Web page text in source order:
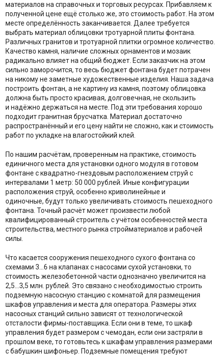
материалов на справочных и торговых ресурсах. Прибавляем к
полученной цене ещё столько же, это стоимость работ. На этом
месте определённость заканчивается. Далее требуется
выбрать материал облицовки тротуарной плиты фонтана.
Различных гранитов и тротуарной плитки огромное количество.
Качество камня, наличие сложных орнаментов и мозаик
радикально влияет на общий бюджет. Если заказчик на этом
сильно заморочится, то весь бюджет фонтана будет потрачен
на никому не заметные художественные изделия. Наша задача
построить фонтан, а не картину из камня, поэтому облицовка
должна быть просто красивая, долговечная, не скользить
и надёжно держаться на месте. Под эти требования хорошо
подходит гранитная брусчатка. Материал достаточно
распространённый и его цену найти не сложно, как и стоимость
работ по укладке на влагостойкий клей.
По нашим расчётам, проверенным на практике, стоимость
единичного места для установки одного модуля в готовом
фонтане с квадратно-гнездовым расположением струй с
интервалами 1 метр: 50 000 рублей. Иные конфигурации
расположения струй, особенно криволинейные и
одиночные, будут только увеличивать стоимость пешеходного
фонтана. Точный расчёт может произвести любой
квалифицированный строитель с учётом особенностей места
строительства, местного рынка стройматериалов и рабочей
силы.
Что касается сооружения пешеходного сухого фонтана со
схемами 3...6 на клапанах с насосами сухой установки, то
стоимость железобетонной части однозначно увеличится на
2,5...3,5 млн. рублей. Это связано с необходимостью строить
подземную насосную станцию с комнатой для размещения
шкафов управления и места для оператора. Размеры этих
насосных станций сильно зависят от технологической
отсталости фирмы-поставщика. Если они в теме, то шкаф
управления будет размером с чемодан, если они застряли в
прошлом веке, то готовьтесь к шкафам управления размерами
с бабушкин шифоньер. Подземные помещения требуют